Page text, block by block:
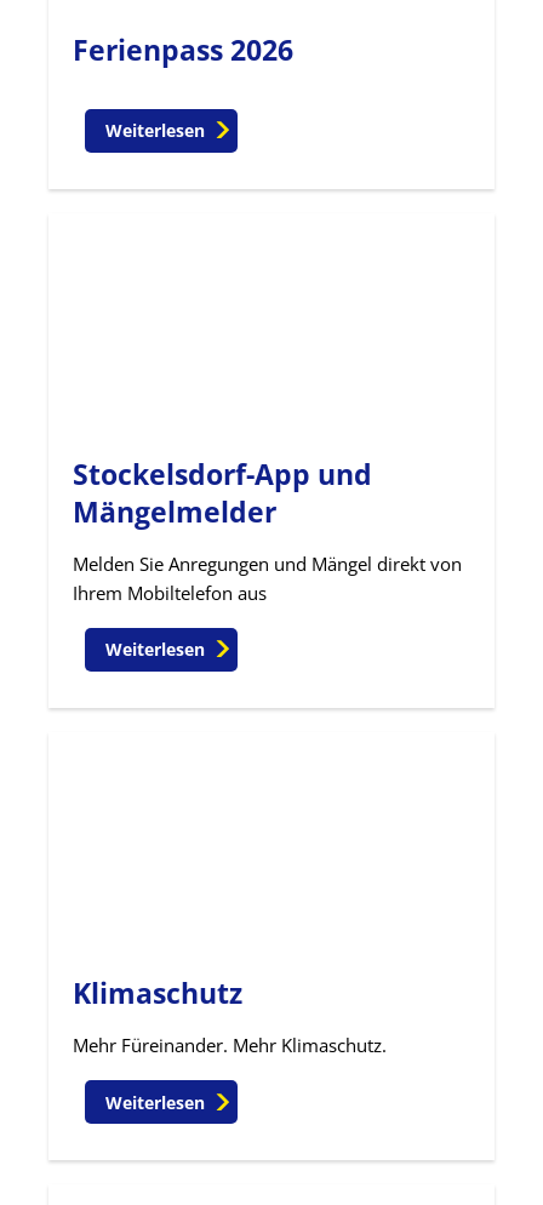
Ferienpass 2026
Weiterlesen
Stockelsdorf-App und
Mängelmelder
Melden Sie Anregungen und Mängel direkt von
Ihrem Mobiltelefon aus
Weiterlesen
Klimaschutz
Mehr Füreinander. Mehr Klimaschutz.
Weiterlesen